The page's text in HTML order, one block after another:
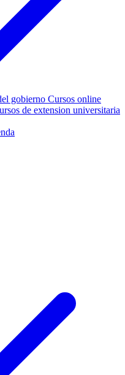
gobierno Cursos online
de extension universitaria